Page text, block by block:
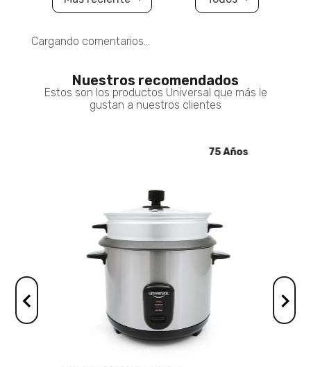
Cargando comentarios…
Nuestros recomendados
Estos son los productos Universal que más le
gustan a nuestros clientes
75 Años